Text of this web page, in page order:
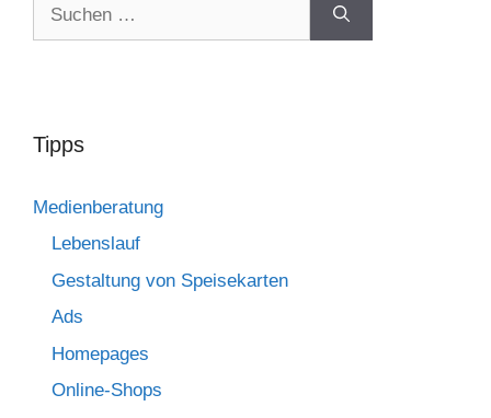
Tipps
Medienberatung
Lebenslauf
Gestaltung von Speisekarten
Ads
Homepages
Online-Shops